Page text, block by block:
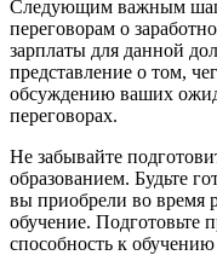
Следующим важным
переговорам о
зарплаты для данной
представление о том,
обсуждению ваших
переговорах.
Не забывайте
образованием. Будьте
вы приобрели во время
обучение.
способность к